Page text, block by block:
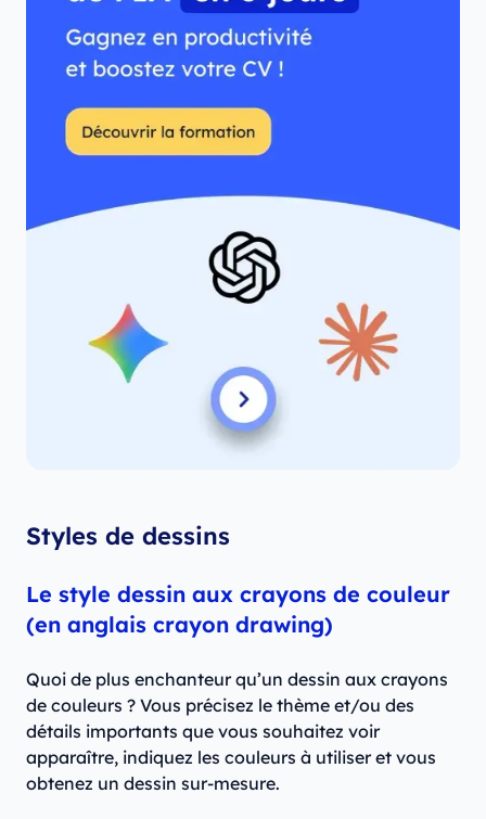
Styles de dessins
Le style dessin aux crayons de couleur
(en anglais crayon drawing)
Quoi de plus enchanteur qu’un dessin aux crayons
de couleurs ? Vous précisez le thème et/ou des
détails importants que vous souhaitez voir
apparaître, indiquez les couleurs à utiliser et vous
obtenez un dessin sur-mesure.